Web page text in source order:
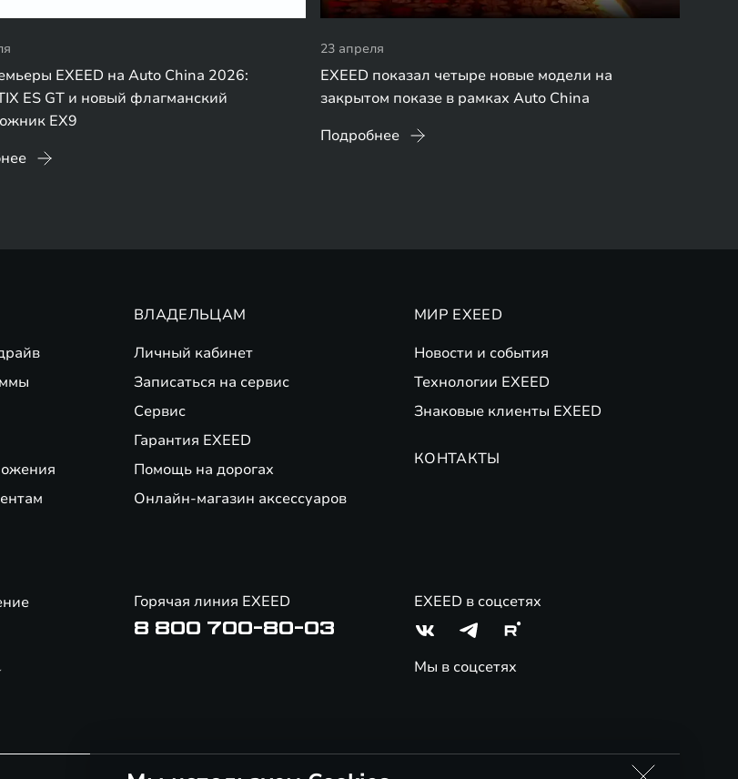
EXEED на Auto China 2026:
ES GT и новый флагманский
EX9
23 апреля
EXEED показал четыре новые модели на
закрытом показе в рамках Auto China
Подробнее
ВЛАДЕЛЬЦАМ
Личный кабинет
Записаться на сервис
Сервис
Гарантия EXEED
Помощь на дорогах
Онлайн-магазин аксессуаров
МИР EXEED
Новости и события
Технологии EXEED
Знаковые клиенты EXEED
КОНТАКТЫ
Горячая линия EXEED
8 800 700-80-03
EXEED в соцсетях
Мы в соцсетях